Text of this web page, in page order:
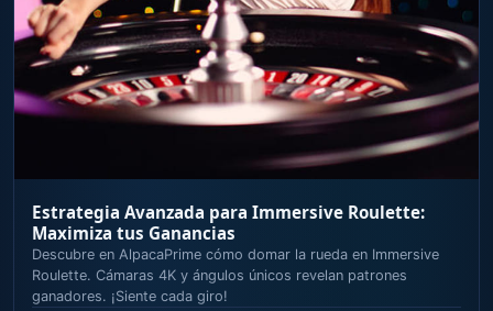
Estrategia Avanzada para Immersive Roulette:
Maximiza tus Ganancias
Descubre en AlpacaPrime cómo domar la rueda en Immersive
Roulette. Cámaras 4K y ángulos únicos revelan patrones
ganadores. ¡Siente cada giro!